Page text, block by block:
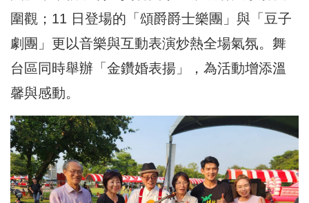
圍觀；11 日登場的「頌爵爵士樂團」與「豆子
劇團」更以音樂與互動表演炒熱全場氣氛。舞
台區同時舉辦「金鑽婚表揚」，為活動增添溫
馨與感動。